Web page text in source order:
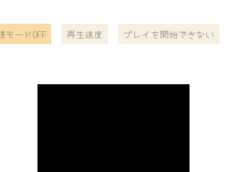
モードOFF 再生速度 プレイを開始できない